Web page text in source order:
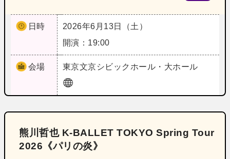
日時
2026年6月13日（土）
開演：19:00
会場 東京文京シビックホール・大ホール
熊川哲也 K-BALLET TOKYO Spring Tour
2026《パリの炎》